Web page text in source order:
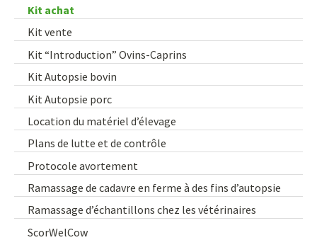
Kit achat
Kit vente
Kit “Introduction” Ovins-Caprins
Kit Autopsie bovin
Kit Autopsie porc
Location du matériel d’élevage
Plans de lutte et de contrôle
Protocole avortement
Ramassage de cadavre en ferme à des fins d’autopsie
Ramassage d’échantillons chez les vétérinaires
ScorWelCow